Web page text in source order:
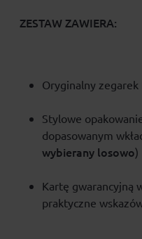
ZESTAW ZAWIERA:
Oryginalny zegarek
Stylowe
dopasowanym
wybierany losowo)
Kartę gwarancyjną
praktyczne